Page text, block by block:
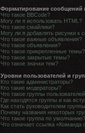
Форматирование сообщений
Что такое BBCode?
Могу ли я использовать HTML?
Что такое смайлики?
Могу ли я добавлять рисунки к
Что такое важные объявления?
Что такое объявления?
Что такое прикрепленные темы?
Что такое закрытые темы?
Что такое значки тем?
Уровни пользователей и
Кто такие администраторы?
Кто такие модераторы?
Что такое группы
Где находятся группы и как
Как стать руководителем
Почему названия некоторых
Что такое группа по умолчанию?
Что означает ссылка «Команда